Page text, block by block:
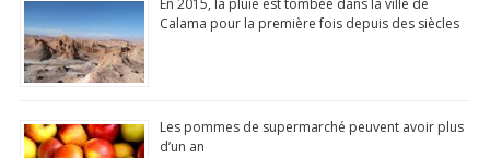
En 2015, la pluie est tombée dans la ville de
Calama pour la première fois depuis des siècles
Les pommes de supermarché peuvent avoir plus
d’un an